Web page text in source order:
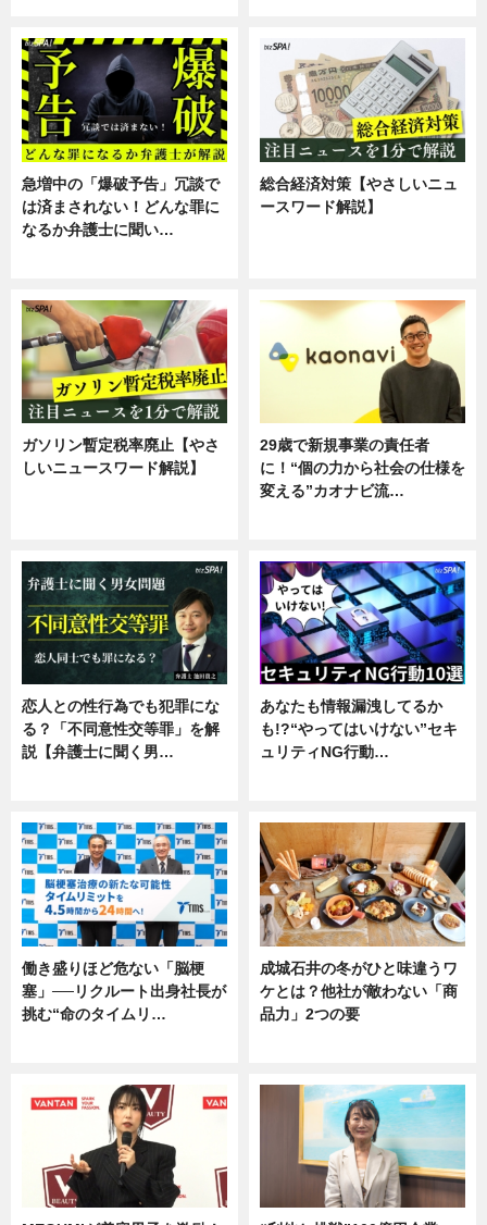
急増中の「爆破予告」冗談で
は済まされない！どんな罪に
なるか弁護士に聞い…
総合経済対策【やさしいニュ
ースワード解説】
ガソリン暫定税率廃止【やさ
しいニュースワード解説】
29歳で新規事業の責任者
に！“個の力から社会の仕様を
変える”カオナビ流…
恋人との性行為でも犯罪にな
る？「不同意性交等罪」を解
説【弁護士に聞く男…
あなたも情報漏洩してるか
も!?“やってはいけない”セキ
ュリティNG行動…
働き盛りほど危ない「脳梗
塞」──リクルート出身社長が
挑む“命のタイムリ…
成城石井の冬がひと味違うワ
ケとは？他社が敵わない「商
品力」2つの要